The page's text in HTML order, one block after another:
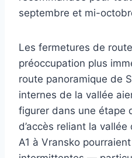
septembre et mi-
Les fermetures de
préoccupation plus
route panoramique de
internes de la vallée
figurer dans une étape
d’accès reliant la vallée
A1 à Vransko